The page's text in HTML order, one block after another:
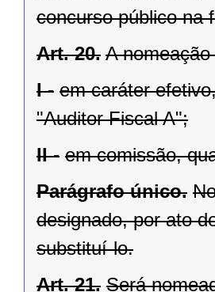
concurso público na
Art. 20. A
I - em caráter
"Auditor Fiscal A";
II - em comissão,
Parágrafo único.
designado, por ato
substituí-lo.
Art. 21. Será